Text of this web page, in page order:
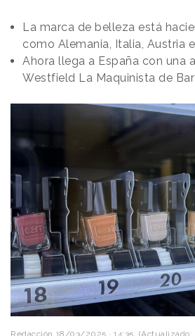
La marca de belleza está
como Alemania, Italia, Austria
Ahora llega a España con una
Westfield La Maquinista de
Redacción 18/03/2025 · 14:35 (Actualizado: